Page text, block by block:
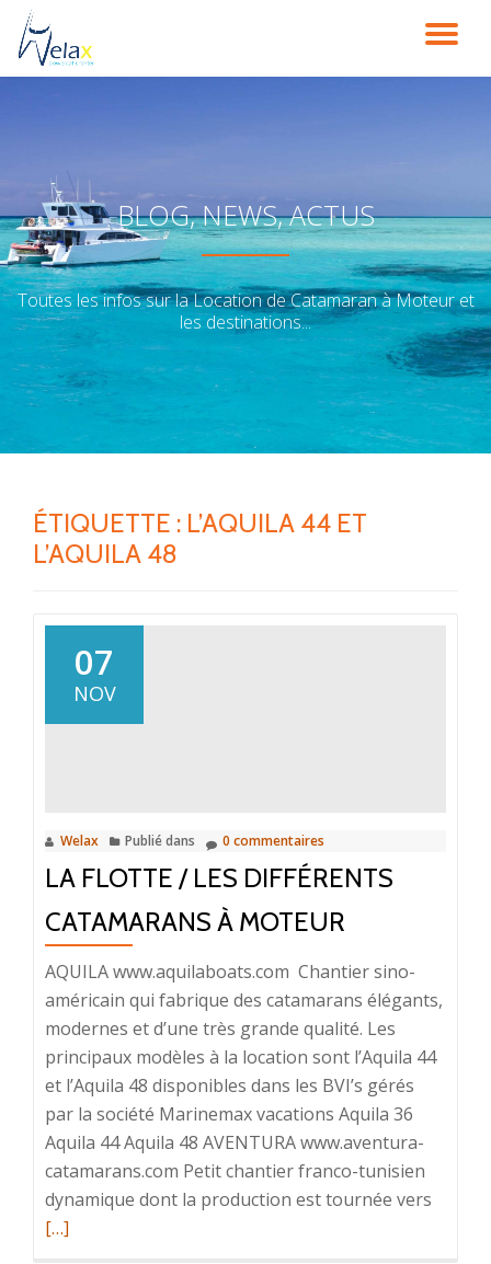
Aller
au
BLOG, NEWS, ACTUS
Toutes les infos sur la Location de Catamaran à Moteur et
les destinations...
ÉTIQUETTE : L’AQUILA 44 ET
L’AQUILA 48
07
NOV
Welax Publié dans 0 commentaires
LA FLOTTE / LES DIFFÉRENTS
CATAMARANS À MOTEUR
AQUILA www.aquilaboats.com Chantier sino-
américain qui fabrique des catamarans élégants,
modernes et d’une très grande qualité. Les
principaux modèles à la location sont l’Aquila 44
et l’Aquila 48 disponibles dans les BVI’s gérés
par la société Marinemax vacations Aquila 36
Aquila 44 Aquila 48 AVENTURA www.aventura-
catamarans.com Petit chantier franco-tunisien
dynamique dont la production est tournée vers
[…]